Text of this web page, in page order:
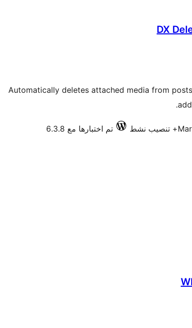
DX
Automatically deletes attached media from
تم اختبارها مع 6.3.8